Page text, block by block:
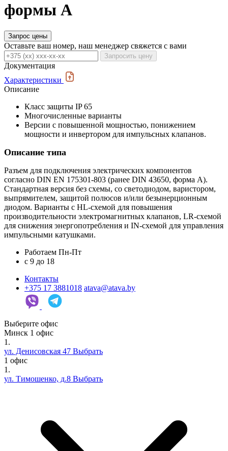
формы A
Запрос цены
Оставьте ваш номер, наш менеджер свяжется с вами
Запросить цену
Документация
Характеристики
Описание
Класс защиты IP 65
Многочисленные варианты
Версии с повышенной мощностью, понижением
мощности и инвертором для импульсных клапанов.
Описание типа
Разъем для подключения электрических компонентов
согласно DIN EN 175301-803 (ранее DIN 43650, форма A).
Стандартная версия без схемы, со светодиодом, варистором,
выпрямителем, защитой полюсов и/или безынерционным
диодом. Варианты с HL-схемой для повышения
производительности электромагнитных клапанов, LR-схемой
для снижения энергопотребления и IN-схемой для управления
импульсными катушками.
Работаем Пн-Пт
c 9 до 18
Контакты
+375 17 3881018 atava@atava.by
Выберите офис
Минск 1 офис
1.
ул. Денисовская 47 Выбрать
1 офис
1.
ул. Тимошенко, д.8 Выбрать